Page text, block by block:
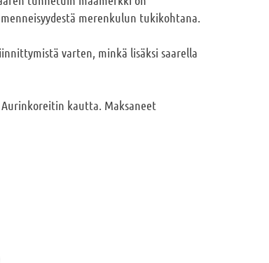
merenkulun tukikohtana.
varten, minkä lisäksi saarella
kautta. Maksaneet